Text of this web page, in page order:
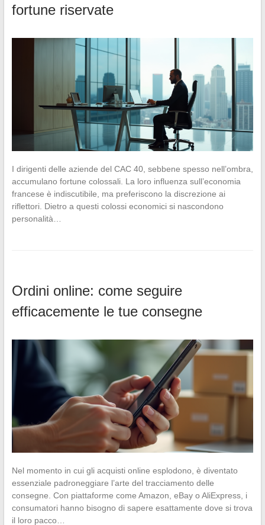
fortune riservate
I dirigenti delle aziende del CAC 40, sebbene spesso nell’ombra,
accumulano fortune colossali. La loro influenza sull’economia
francese è indiscutibile, ma preferiscono la discrezione ai
riflettori. Dietro a questi colossi economici si nascondono
personalità…
Ordini online: come seguire
efficacemente le tue consegne
Nel momento in cui gli acquisti online esplodono, è diventato
essenziale padroneggiare l’arte del tracciamento delle
consegne. Con piattaforme come Amazon, eBay o AliExpress, i
consumatori hanno bisogno di sapere esattamente dove si trova
il loro pacco…